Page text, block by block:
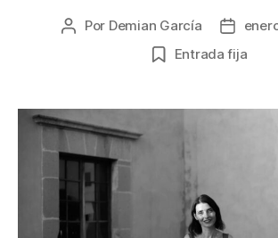
Autor
Por Demian García
Fecha
de
la
Entrada fija